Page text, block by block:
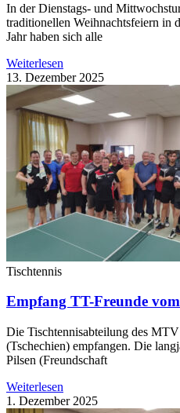
In der Dienstags- und
traditionellen Weihnachtsfeiern in
Jahr haben sich alle
Weiterlesen
13. Dezember 2025
Tischtennis
Empfang TT-Freunde
Die Tischtennisabteilung des
(Tschechien) empfangen. Die
Pilsen (Freundschaft
Weiterlesen
1. Dezember 2025